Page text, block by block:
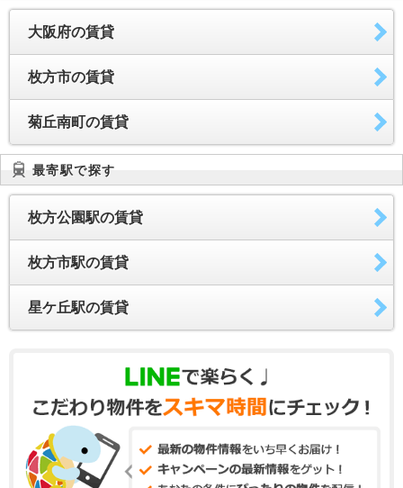
大阪府の賃貸
枚方市の賃貸
菊丘南町の賃貸
最寄駅で探す
枚方公園駅の賃貸
枚方市駅の賃貸
星ケ丘駅の賃貸